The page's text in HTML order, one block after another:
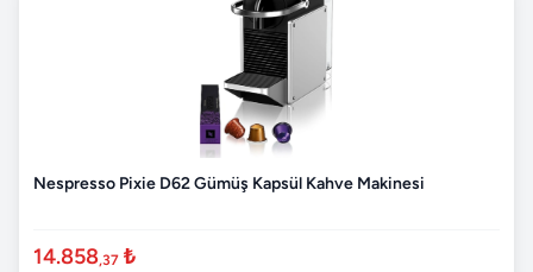
Nespresso Pixie D62 Gümüş Kapsül Kahve Makinesi
14.858,37 ₺